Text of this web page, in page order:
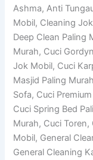
Ashma, Anti
Mobil, Cleaning
Deep Clean Paling
Murah, Cuci
Jok Mobil, Cuci
Masjid Paling
Sofa, Cuci
Cuci Spring Bed
Murah, Cuci
Mobil, General
General Cleaning